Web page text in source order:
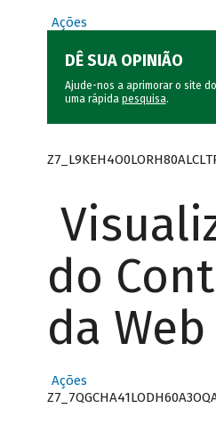
Ações
DÊ SUA OPINIÃO
Ajude-nos a aprimorar o site
uma rápida pesquisa.
do
da Web
Ações